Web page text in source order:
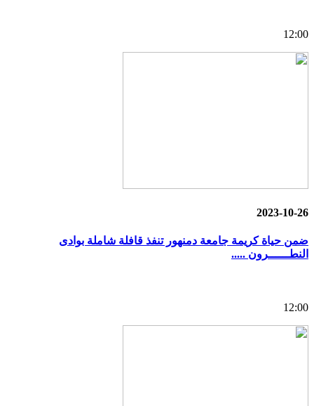
12:00
2023-10-26
ضمن حياة كريمة جامعة دمنهور تنفذ قافلة شاملة بوادى
النطــــــرون .....
12:00